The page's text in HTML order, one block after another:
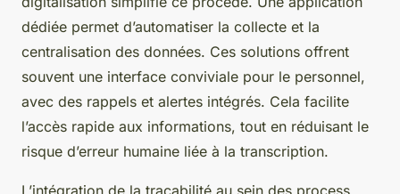
dédiée permet d’automatiser la collecte et la
centralisation des données. Ces solutions offrent
souvent une interface conviviale pour le personnel,
avec des rappels et alertes intégrés. Cela facilite
l’accès rapide aux informations, tout en réduisant le
risque d’erreur humaine liée à la transcription.